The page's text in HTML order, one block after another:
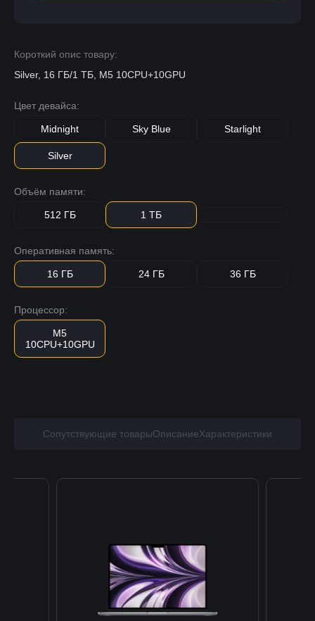
Короткий опис товару:
Silver, 16 ГБ/1 ТБ, M5 10CPU+10GPU
Цвет девайса:
Midnight Sky Blue Starlight
Silver
Объём памяти:
512 ГБ 1 ТБ
Оперативная память:
16 ГБ 24 ГБ 36 ГБ
Процессор:
M5
10CPU+10GPU
Сопутствующие товарыОписаниеХарактеристики